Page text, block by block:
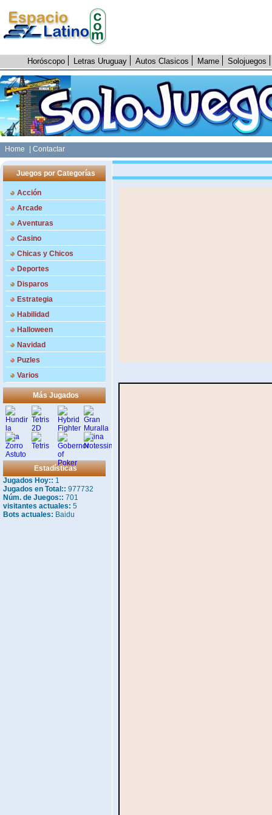
Horóscopo Letras Uruguay Autos Clasicos Mame Solojuegos
Home | Contactar
Juegos por Categorías
Acción
Arcade
Aventuras
Casino
Chicas y Chicos
Deportes
Disparos
Estrategia
Habilidad
Halloween
Navidad
Puzles
Varios
Más Jugados
Estadísticas
Jugados Hoy:: 1
Jugados en Total:: 977732
Núm. de Juegos:: 701
visitantes actuales: 5
Bots actuales: Baidu